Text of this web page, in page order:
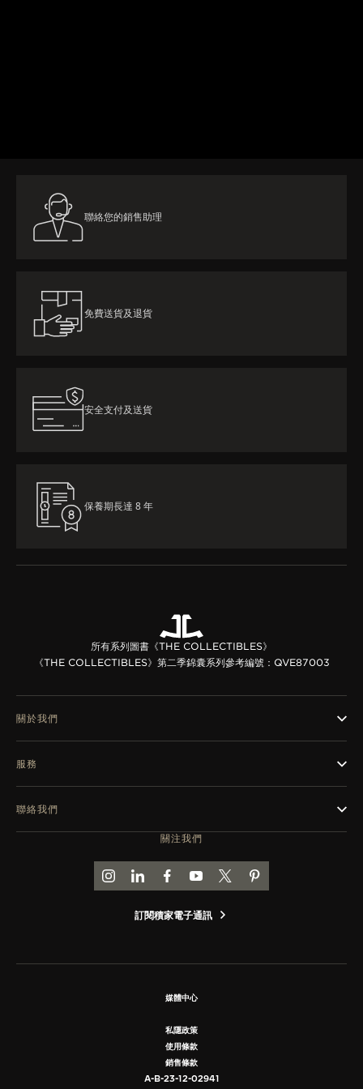
聯絡您的銷售助理
免費送貨及退貨
安全支付及送貨
保養期長達 8 年
所有系列圖書《THE COLLECTIBLES》
《THE COLLECTIBLES》第二季錦囊系列參考編號：QVE87003
關注我們
前往積家 INSTAGRAM 頁面
前往積家 LINKEDIN 頁面
前往積家 FACEBOOK 頁面
前往積家 YOUTUBE 頁面
前往積家推特頁面
前往積家 PINTEREST
訂閱積家電子通訊
關於我們
服務
聯絡我們
媒體中心
私隱政策
使用條款
銷售條款
A-B-23-12-02941